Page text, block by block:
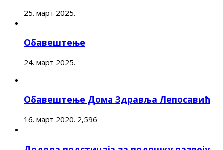
25. март 2025.
Обавештење
24. март 2025.
Обавештење Дома Здравља Лепосавић
16. март 2020. 2,596